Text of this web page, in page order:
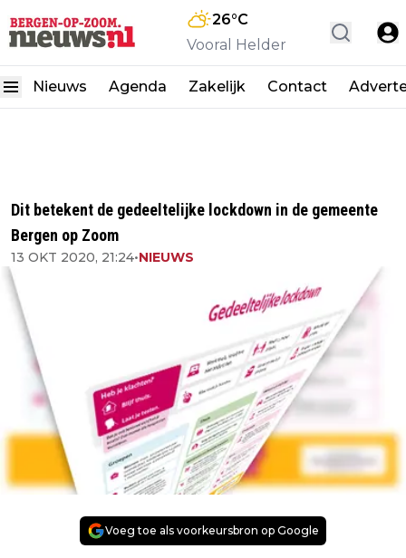
26°C
Vooral Helder
Nieuws Agenda Zakelijk Contact
Dit betekent de gedeeltelijke lockdown in de gemeente
Bergen op Zoom
13 OKT 2020, 21:24•NIEUWS
Voeg toe als voorkeursbron op Google